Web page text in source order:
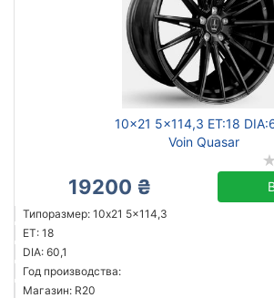
10x21 5x114,3 ET:18
Voin Quasar
19200 ₴
Типоразмер: 10x21 5x114,3
ET: 18
DIA: 60,1
Год производства:
Магазин: R20
до
до
Dotz
Voin
Все бренды